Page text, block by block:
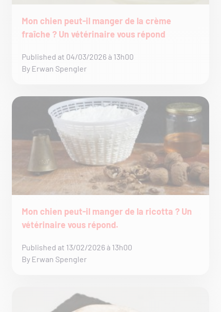
Mon chien peut-il manger de la crème
fraîche ? Un vétérinaire vous répond
Published at 04/03/2026 à 13h00
By Erwan Spengler
Mon chien peut-il manger de la ricotta ? Un
vétérinaire vous répond.
Published at 13/02/2026 à 13h00
By Erwan Spengler